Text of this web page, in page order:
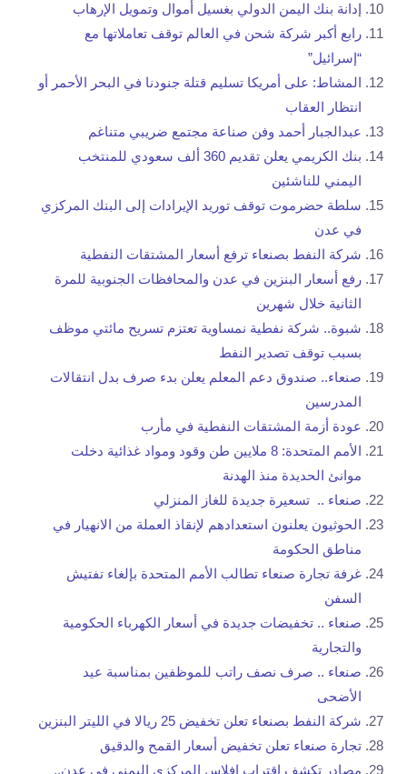
إدانة بنك اليمن الدولي بغسيل أموال وتمويل الإرهاب
رابع أكبر شركة شحن في العالم توقف تعاملاتها مع
“إسرائيل”
المشاط: على أمريكا تسليم قتلة جنودنا في البحر الأحمر أو
انتظار العقاب
عبدالجبار أحمد وفن صناعة مجتمع ضريبي متناغم
بنك الكريمي يعلن تقديم 360 ألف سعودي للمنتخب
اليمني للناشئين
سلطة حضرموت توقف توريد الإيرادات إلى البنك المركزي
في عدن
شركة النفط بصنعاء ترفع أسعار المشتقات النفطية
رفع أسعار البنزين في عدن والمحافظات الجنوبية للمرة
الثانية خلال شهرين
شبوة.. شركة نفطية نمساوية تعتزم تسريح مائتي موظف
بسبب توقف تصدير النفط
صنعاء.. صندوق دعم المعلم يعلن بدء صرف بدل انتقالات
المدرسين
عودة أزمة المشتقات النفطية في مأرب
الأمم المتحدة: 8 ملايين طن وقود ومواد غذائية دخلت
موانئ الحديدة منذ الهدنة
صنعاء .. تسعيرة جديدة للغاز المنزلي
الحوثيون يعلنون استعدادهم لإنقاذ العملة من الانهيار في
مناطق الحكومة
غرفة تجارة صنعاء تطالب الأمم المتحدة بإلغاء تفتيش
السفن
صنعاء .. تخفيضات جديدة في أسعار الكهرباء الحكومية
والتجارية
صنعاء .. صرف نصف راتب للموظفين بمناسبة عيد
الأضحى
شركة النفط بصنعاء تعلن تخفيض 25 ريالا في الليتر البنزين
تجارة صنعاء تعلن تخفيض أسعار القمح والدقيق
مصادر تكشف اقتراب إفلاس المركزي اليمني في عدن..